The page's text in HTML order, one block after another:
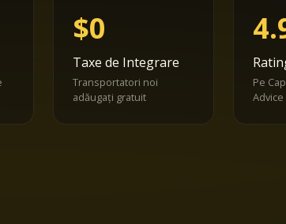
$0
Taxe de Integrare
Transportatori noi
adăugați gratuit
Pe
Advice